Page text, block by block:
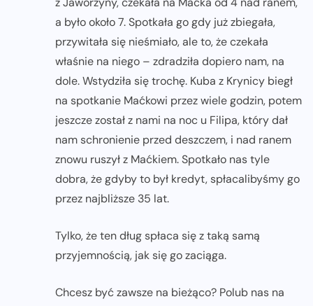
a było około 7. Spotkała go gdy już zbiegała,
przywitała się nieśmiało, ale to, że czekała
właśnie na niego – zdradziła dopiero nam, na
dole. Wstydziła się trochę. Kuba z Krynicy biegł
na spotkanie Maćkowi przez wiele godzin, potem
jeszcze został z nami na noc u Filipa, który dał
nam schronienie przed deszczem, i nad ranem
znowu ruszył z Maćkiem. Spotkało nas tyle
dobra, że gdyby to był kredyt, spłacalibyśmy go
przez najbliższe 35 lat.
Tylko, że ten dług spłaca się z taką samą
przyjemnością, jak się go zaciąga.
Chcesz być zawsze na bieżąco? Polub nas na